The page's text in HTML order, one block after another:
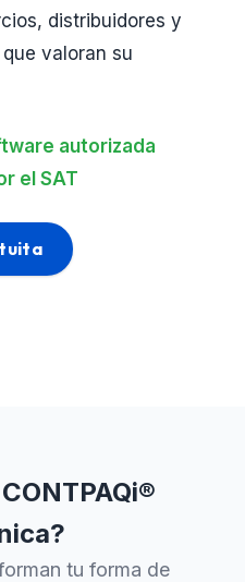
distribuidores y
valoran su
autorizada
el SAT
tu forma de